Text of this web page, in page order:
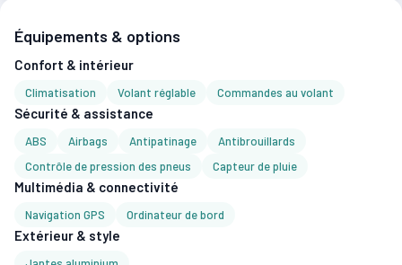
Équipements & options
Confort & intérieur
Climatisation Volant réglable Commandes au volant
Sécurité & assistance
ABS Airbags Antipatinage
Antibrouillards
Contrôle de pression des pneus
Capteur de pluie
Multimédia & connectivité
Navigation GPS Ordinateur de bord
Extérieur & style